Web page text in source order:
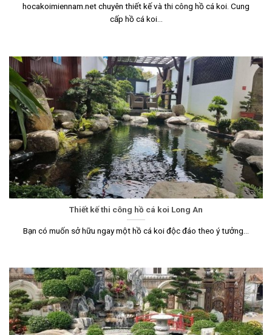
hocakoimiennam.net chuyên thiết kế và thi công hồ cá koi. Cung
cấp hồ cá koi...
Thiết kế thi công hồ cá koi Long An
Bạn có muốn sở hữu ngay một hồ cá koi độc đáo theo ý tưởng...